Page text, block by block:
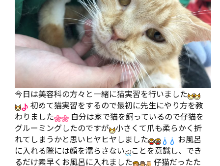
今日は美容科の方々と一緒に猫実習を行いました
初めて猫実習をするので最初に先生にやり方を教
わりました
自分は家で猫を飼っているので仔猫を
グルーミングしたのですが
小さくて爪も柔らかく折
れてしまうかと思いヒヤヒヤしました
お風呂
に入れる際には顔を濡らさない
ことを意識し、でき
るだけ素早くお風呂に入れました
仔猫だったた